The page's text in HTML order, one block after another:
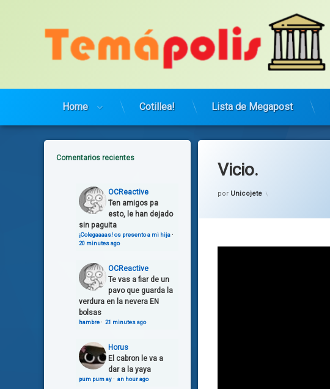
Home Cotillea! Lista de Megapost
Vicio.
por Unicojete
Comentarios recientes
OCReactive
Ten amigos pa
esto, le han dejado
sin paguita
¡Colegaaaas! os presento a mi hija·
20 minutes ago
OCReactive
Te vas a fiar de un
pavo que guarda la
verdura en la nevera EN
bolsas
hambre· 21 minutes ago
Horus
El cabron le va a
dar a la yaya
pum pum ay· an hour ago